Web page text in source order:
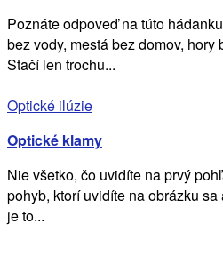
Poznáte odpoveď na túto
bez vody, mestá bez domov, hory
Stačí len trochu...
Optické ilúzie
Optické klamy
Nie všetko, čo uvidíte na prvý
pohyb, ktorí uvidíte na obrázku
je to...